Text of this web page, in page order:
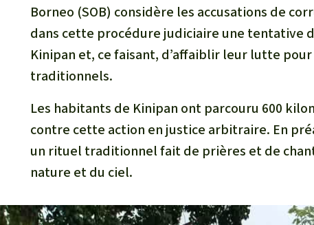
Borneo (SOB) considère les accusations de
dans cette procédure judiciaire une tentative
Kinipan et, ce faisant, d’affaiblir leur lutte
traditionnels.
Les habitants de Kinipan ont parcouru 600
contre cette action en justice arbitraire. En
un rituel traditionnel fait de prières et de
nature et du ciel.